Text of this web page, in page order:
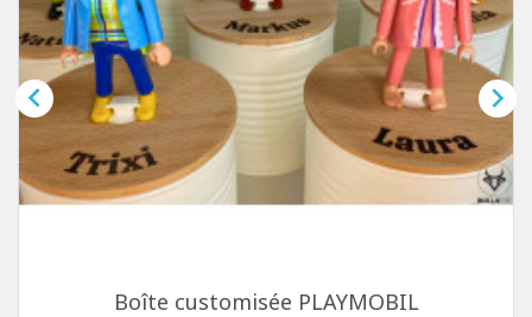

Boîte customisée PLAYMOBIL
